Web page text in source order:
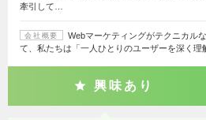
牽引して…
会社概要
Webマーケティングがテクニカル
て、私たちは「一人ひとりのユーザーを深く理
興味あり